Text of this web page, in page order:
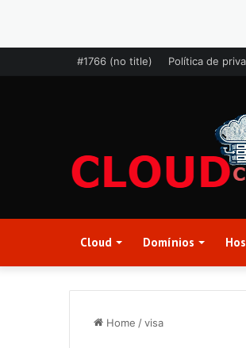
#1766 (no title) Política de
Cloud Domínios
Home /visa